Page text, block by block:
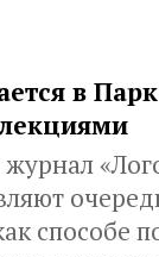
в Парк
способе